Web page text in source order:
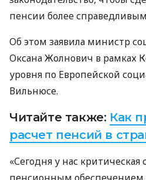
пенсии более
Об этом заявила министр
Оксана Жолнович в рамках
уровня по Европейской
Вильнюсе.
Читайте также: Как
расчет пенсий в
«Сегодня у нас критическая